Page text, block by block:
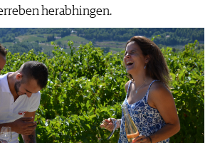
herabhingen.